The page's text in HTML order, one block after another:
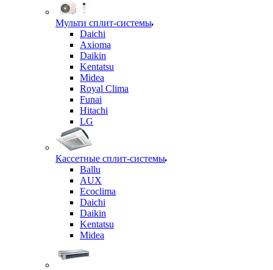
Мульти сплит-системы
Daichi
Axioma
Daikin
Kentatsu
Midea
Royal Clima
Funai
Hitachi
LG
Кассетные сплит-системы
Ballu
AUX
Ecoclima
Daichi
Daikin
Kentatsu
Midea